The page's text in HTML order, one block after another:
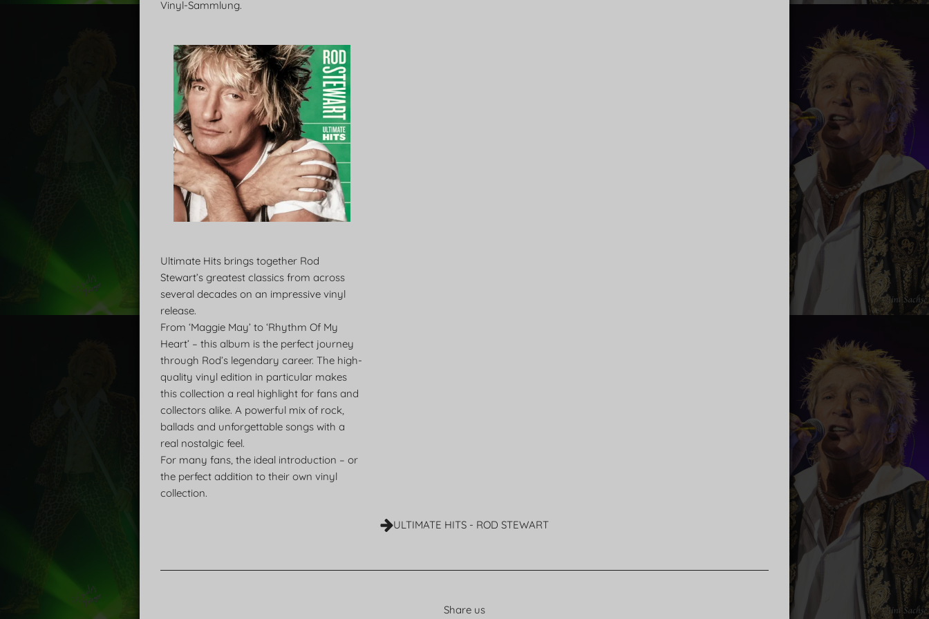
Vinyl-Sammlung.
Ultimate Hits brings together Rod
Stewart’s greatest classics from across
several decades on an impressive vinyl
release.
From ‘Maggie May’ to ‘Rhythm Of My
Heart’ – this album is the perfect journey
through Rod’s legendary career. The high-
quality vinyl edition in particular makes
this collection a real highlight for fans and
collectors alike. A powerful mix of rock,
ballads and unforgettable songs with a
real nostalgic feel.
For many fans, the ideal introduction – or
the perfect addition to their own vinyl
collection.
ULTIMATE HITS - ROD STEWART
Share us